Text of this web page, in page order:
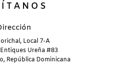
Local 7-A
Ureña #83
República Dominicana